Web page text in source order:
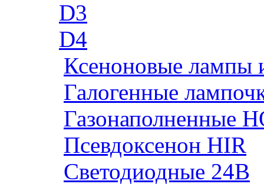
D3
D4
Ксеноновые лампы
Галогенные
Газонаполненные
Псевдоксенон HIR
Cветодиодные 24B